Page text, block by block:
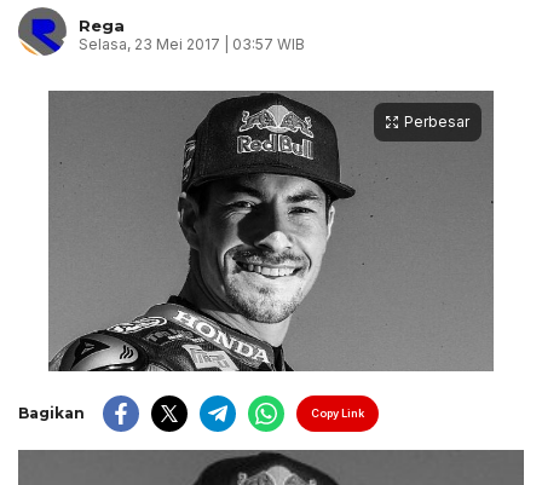
Rega
Selasa, 23 Mei 2017 | 03:57 WIB
Perbesar
Bagikan Copy Link